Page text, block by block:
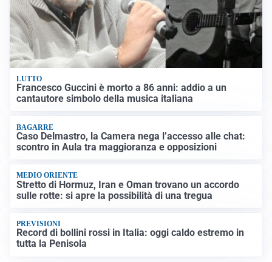
LUTTO
Francesco Guccini è morto a 86 anni: addio a un
cantautore simbolo della musica italiana
BAGARRE
Caso Delmastro, la Camera nega l’accesso alle chat:
scontro in Aula tra maggioranza e opposizioni
MEDIO ORIENTE
Stretto di Hormuz, Iran e Oman trovano un accordo
sulle rotte: si apre la possibilità di una tregua
PREVISIONI
Record di bollini rossi in Italia: oggi caldo estremo in
tutta la Penisola